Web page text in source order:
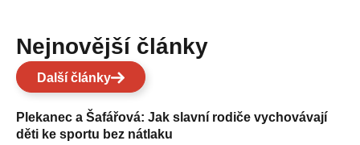
Nejnovější články
Další články
Plekanec a Šafářová: Jak slavní rodiče vychovávají
děti ke sportu bez nátlaku